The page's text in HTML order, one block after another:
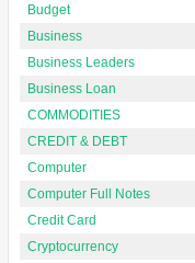
Budget
Business
Business Leaders
Business Loan
COMMODITIES
CREDIT & DEBT
Computer
Computer Full Notes
Credit Card
Cryptocurrency